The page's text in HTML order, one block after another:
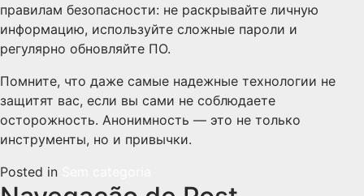
правилам безопасности: не раскрывайте личную
информацию, используйте сложные пароли и
регулярно обновляйте ПО.
Помните, что даже самые надежные технологии не
защитят вас, если вы сами не соблюдаете
осторожность. Анонимность — это не только
инструменты, но и привычки.
Posted in